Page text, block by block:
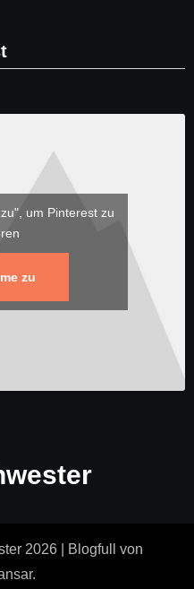
um Pinterest zu
zu
2026 Blogfull
von
.